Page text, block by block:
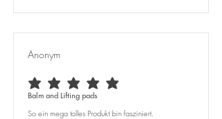
Anonym
durchschnittliches Rating ist 5 von 5
Balm and Lifting pads
So ein mega tolles Produkt bin fasziniert.